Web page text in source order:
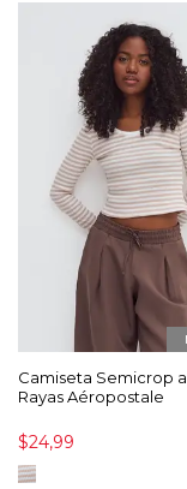
Camiseta Semicrop a
Rayas Aéropostale
$24,99